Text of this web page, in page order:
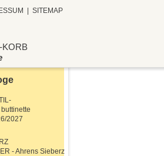
SITEMAP
KORB
2027
- Ahrens Sieberz